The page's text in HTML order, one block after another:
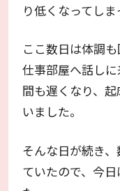
り低くなってしま
ここ数日は体調
仕事部屋へ話し
間も遅くなり、
いました。
そんな日が続き
ていたので、今